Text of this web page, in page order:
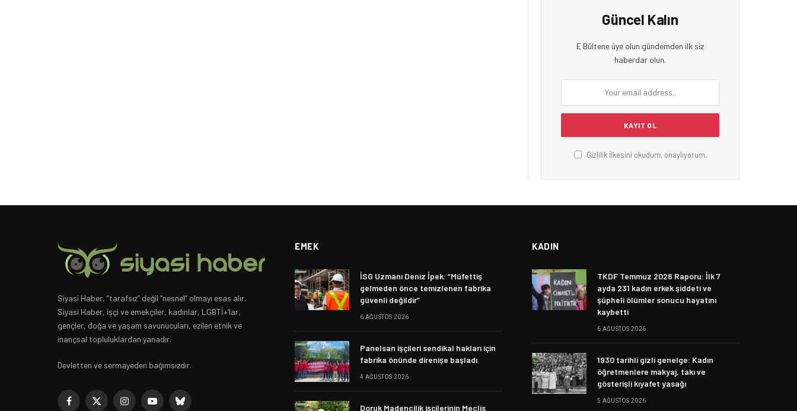
Güncel Kalın
E Bültene üye olun gündemden ilk siz
haberdar olun.
Gizlilik İlkesini okudum, onaylıyorum.
Siyasi Haber, “tarafsız” değil “nesnel” olmayı esas alır.
Siyasi Haber, işçi ve emekçiler, kadınlar, LGBTİ+’lar,
gençler, doğa ve yaşam savunucuları, ezilen etnik ve
inançsal topluluklardan yanadır.
Devletten ve sermayeden bağımsızdır.
Facebook
X InstagramYouTubeBluesky
EMEK
İSG Uzmanı Deniz İpek: “Müfettiş
gelmeden önce temizlenen fabrika
güvenli değildir”
6 AĞUSTOS 2026
Panelsan işçileri sendikal hakları için
fabrika önünde direnişe başladı
4 AĞUSTOS 2026
Doruk Madencilik işçilerinin Meclis
KADIN
TKDF Temmuz 2026 Raporu: İlk 7
ayda 231 kadın erkek şiddeti ve
şüpheli ölümler sonucu hayatını
kaybetti
6 AĞUSTOS 2026
1930 tarihli gizli genelge: Kadın
öğretmenlere makyaj, takı ve
gösterişli kıyafet yasağı
5 AĞUSTOS 2026